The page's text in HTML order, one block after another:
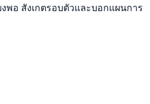
พอ สังเกตรอบตัวและบอกแผนการ